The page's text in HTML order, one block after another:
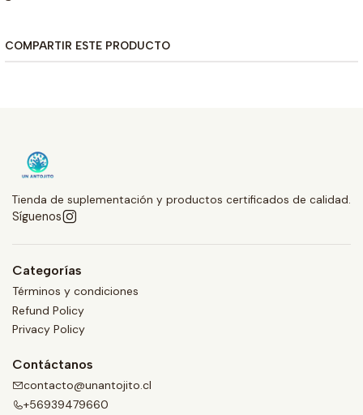
COMPARTIR ESTE PRODUCTO
Tienda de suplementación y productos certificados de calidad.
Síguenos
Categorías
Términos y condiciones
Refund Policy
Privacy Policy
Contáctanos
contacto@unantojito.cl
+56939479660